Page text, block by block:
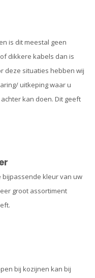
is dit meestal geen
dikkere kabels dan is
deze situaties hebben wij
uitkeping waar u
kan doen. Dit geeft
bijpassende kleur van uw
groot assortiment
bij kozijnen kan bij